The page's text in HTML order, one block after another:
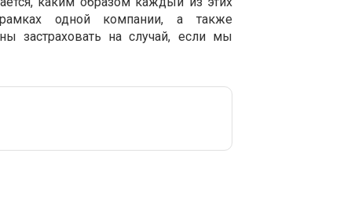
одной компании, а также
застраховать на случай, если мы